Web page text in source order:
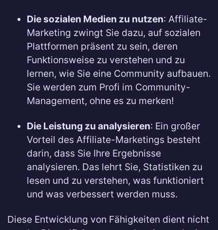
Die sozialen Medien zu nutzen: Affiliate-
Marketing zwingt Sie dazu, auf sozialen
Plattformen präsent zu sein, deren
Funktionsweise zu verstehen und zu
lernen, wie Sie eine Community aufbauen.
Sie werden zum Profi im Community-
Management, ohne es zu merken!
Die Leistung zu analysieren: Ein großer
Vorteil des Affiliate-Marketings besteht
darin, dass Sie Ihre Ergebnisse
analysieren. Das lehrt Sie, Statistiken zu
lesen und zu verstehen, was funktioniert
und was verbessert werden muss.
Diese Entwicklung von Fähigkeiten dient nicht